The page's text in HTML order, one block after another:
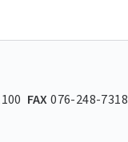
FAX076-248-7318